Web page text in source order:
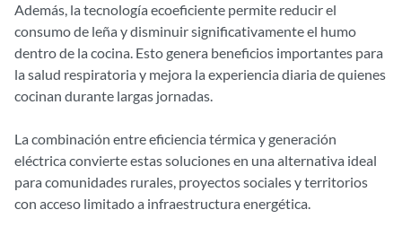
Además, la tecnología ecoeficiente permite reducir el
consumo de leña y disminuir significativamente el humo
dentro de la cocina. Esto genera beneficios importantes para
la salud respiratoria y mejora la experiencia diaria de quienes
cocinan durante largas jornadas.
La combinación entre eficiencia térmica y generación
eléctrica convierte estas soluciones en una alternativa ideal
para comunidades rurales, proyectos sociales y territorios
con acceso limitado a infraestructura energética.